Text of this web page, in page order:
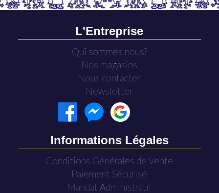
L'Entreprise
Qui sommes nous?
Nos magasins
Nous contacter
Newsletter
Informations Légales
Conditions Générales de Vente
Paiement Sécurisé
Mandat Administratif